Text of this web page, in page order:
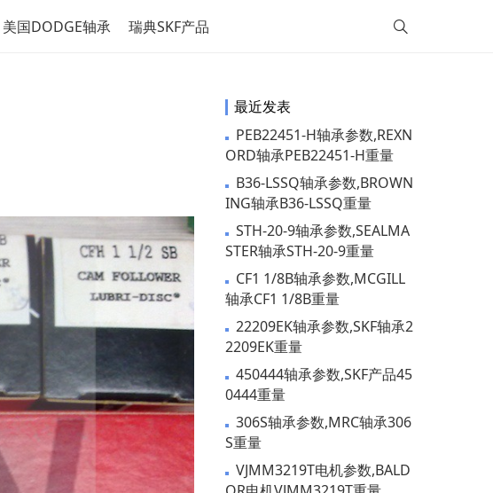
美国DODGE轴承 瑞典SKF产品
最近发表
PEB22451-H轴承参数,REXN
ORD轴承PEB22451-H重量
B36-LSSQ轴承参数,BROWN
ING轴承B36-LSSQ重量
STH-20-9轴承参数,SEALMA
STER轴承STH-20-9重量
CF1 1/8B轴承参数,MCGILL
轴承CF1 1/8B重量
22209EK轴承参数,SKF轴承2
2209EK重量
450444轴承参数,SKF产品45
0444重量
306S轴承参数,MRC轴承306
S重量
VJMM3219T电机参数,BALD